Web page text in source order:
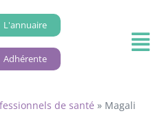
L'annuaire
Adhérente
de santé » Magali